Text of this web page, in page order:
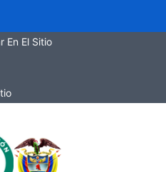
En El Sitio